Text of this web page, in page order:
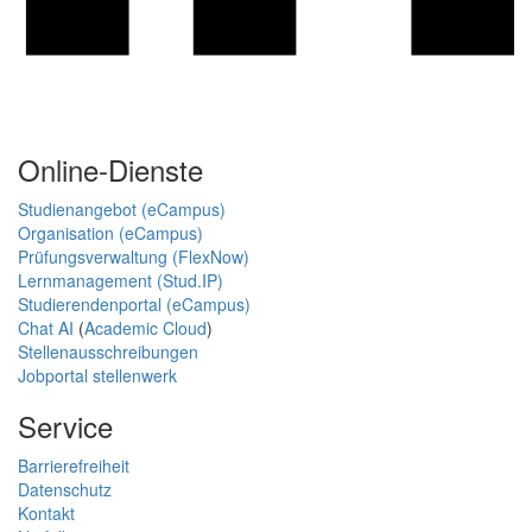
Online-Dienste
Studienangebot (eCampus)
Organisation (eCampus)
Prüfungsverwaltung (FlexNow)
Lernmanagement (Stud.IP)
Studierendenportal (eCampus)
Chat AI (Academic Cloud)
Stellenausschreibungen
Jobportal stellenwerk
Service
Barrierefreiheit
Datenschutz
Kontakt